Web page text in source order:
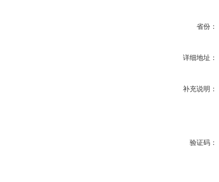
省份：
详细地址：
补充说明：
验证码：